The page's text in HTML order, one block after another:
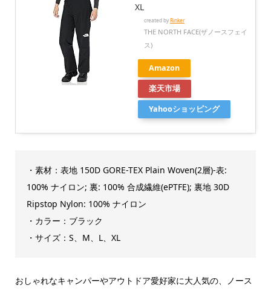
XL
created byRinker
THE NORTH FACE(ザノースフェイ
ス)
Amazon
楽天市場
Yahooショッピング
・素材：表地 150D GORE-TEX Plain Woven(2層)-表:
100% ナイロン; 裏: 100% 合成繊維(ePTFE); 裏地 30D
Ripstop Nylon: 100% ナイロン
・カラー：ブラック
・サイズ：S、M、L、XL
おしゃれなキャンパーやアウトドア愛好家に大人気の、ノース